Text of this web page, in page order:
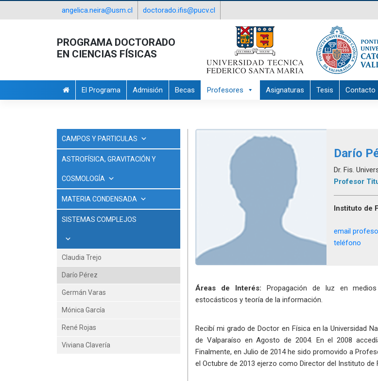
angelica.neira@usm.cl doctorado.ifis@pucv.cl
PROGRAMA DOCTORADO
EN CIENCIAS FÍSICAS
El Programa Admisión Becas Profesores Asignaturas Tesis Contacto
CAMPOS Y PARTICULAS
ASTROFÍSICA, GRAVITACIÓN Y
COSMOLOGÍA
MATERIA CONDENSADA
SISTEMAS COMPLEJOS
Claudia Trejo
Darío Pérez
Germán Varas
Mónica García
René Rojas
Viviana Clavería
Darío
Dr. Fis.
Profesor
Instituto de
email
teléfono
Áreas de Interés: Propagación de luz en medios
estocásticos y teoría de la información.
Recibí mi grado de Doctor en Física en la Universidad
de Valparaíso en Agosto de 2004. En el 2008
Finalmente, en Julio de 2014 he sido promovido a
el Octubre de 2013 ejerzo como Director del Instituto de